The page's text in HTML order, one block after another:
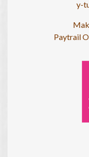
y-
Paytrail